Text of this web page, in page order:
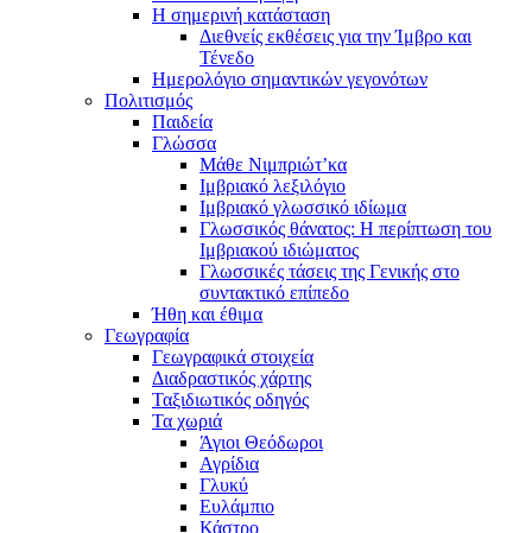
Η σημερινή κατάσταση
Διεθνείς εκθέσεις για την Ίμβρο και
Τένεδο
Ημερολόγιο σημαντικών γεγονότων
Πολιτισμός
Παιδεία
Γλώσσα
Μάθε Νιμπριώτ’κα
Ιμβριακό λεξιλόγιο
Ιμβριακό γλωσσικό ιδίωμα
Γλωσσικός θάνατος: Η περίπτωση του
Ιμβριακού ιδιώματος
Γλωσσικές τάσεις της Γενικής στο
συντακτικό επίπεδο
Ήθη και έθιμα
Γεωγραφία
Γεωγραφικά στοιχεία
Διαδραστικός χάρτης
Ταξιδιωτικός οδηγός
Τα χωριά
Άγιοι Θεόδωροι
Αγρίδια
Γλυκύ
Ευλάμπιο
Κάστρο